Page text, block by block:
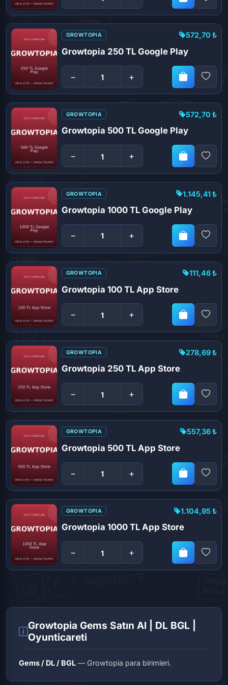
GROWTOPIA
Growtopia 250 TL Google Play
− +
572,70 ₺
GROWTOPIA
Growtopia 500 TL Google Play
− +
572,70 ₺
GROWTOPIA
Growtopia 1000 TL Google Play
− +
1.145,41 ₺
GROWTOPIA
Growtopia 100 TL App Store
− +
111,46 ₺
GROWTOPIA
Growtopia 250 TL App Store
− +
278,69 ₺
GROWTOPIA
Growtopia 500 TL App Store
− +
557,36 ₺
GROWTOPIA
Growtopia 1000 TL App Store
− +
1.104,95 ₺
Growtopia Gems Satın Al | DL BGL |
Oyunticareti
Gems / DL / BGL — Growtopia para birimleri.